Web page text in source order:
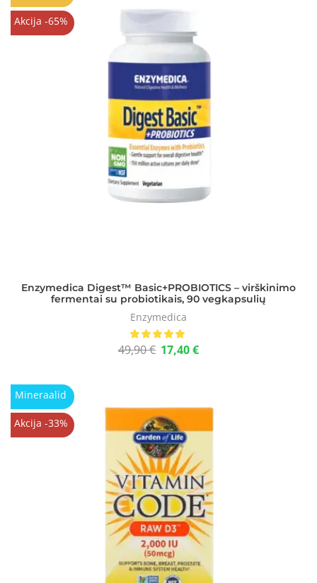
Akcija -65%
Enzymedica Digest™ Basic+PROBIOTICS – virškinimo
fermentai su probiotikais, 90 vegkapsulių
Enzymedica
49,90€ 17,40€
Mineraalid
Akcija -33%